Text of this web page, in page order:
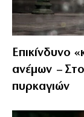
Επικίνδυνο
ανέμων –
πυρκαγιών